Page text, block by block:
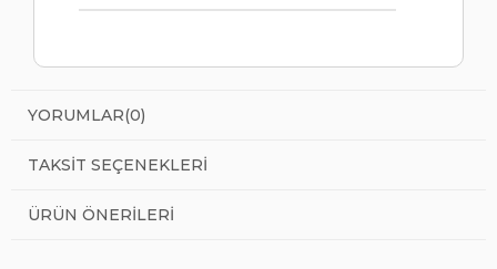
YORUMLAR(0)
TAKSIT SEÇENEKLERI
ÜRÜN ÖNERILERI